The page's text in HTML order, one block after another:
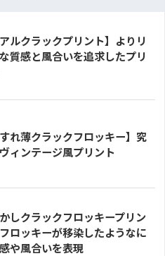
アルクラックプリント】よりリ
質感と風合いを追求したプリ
すれ薄クラックフロッキー】究
ィンテージ風プリント
かしクラックフロッキープリン
ロッキーが移染したようなに
や風合いを表現